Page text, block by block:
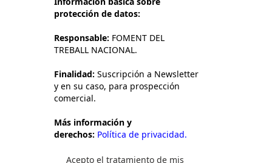
protección de datos:
Responsable: FOMENT DEL
TREBALL NACIONAL.
Finalidad: Suscripción a Newsletter
y en su caso, para prospección
comercial.
Más información y
derechos: Política de privacidad.
Acepto el tratamiento de mis